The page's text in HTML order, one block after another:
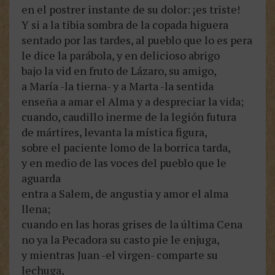
en el postrer instante de su dolor: ¡es triste!
Y si a la tibia sombra de la copada higuera
sentado por las tardes, al pueblo que lo es pera
le dice la parábola, y en delicioso abrigo
bajo la vid en fruto de Lázaro, su amigo,
a María -la tierna- y a Marta -la sentida
enseña a amar el Alma y a despreciar la vida;
cuando, caudillo inerme de la legión futura
de mártires, levanta la mística figura,
sobre el paciente lomo de la borrica tarda,
y en medio de las voces del pueblo que le
aguarda
entra a Salem, de angustia y amor el alma
llena;
cuando en las horas grises de la última Cena
no ya la Pecadora su casto pie le enjuga,
y mientras Juan -el virgen- comparte su
lechuga,